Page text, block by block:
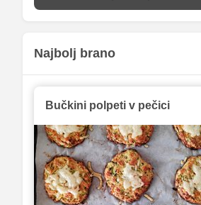
Najbolj brano
Bučkini polpeti v pečici